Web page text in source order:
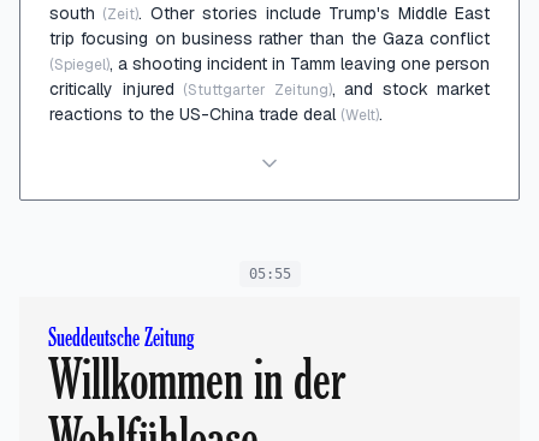
south (Zeit). Other stories include Trump's Middle East
trip focusing on business rather than the Gaza conflict
(Spiegel), a shooting incident in Tamm leaving one person
critically injured (Stuttgarter Zeitung), and stock market
reactions to the US-China trade deal (Welt).
05:55
Sueddeutsche Zeitung
Willkommen in der